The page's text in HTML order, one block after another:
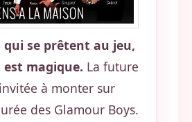
qui se prêtent au jeu,
magique. La future
à monter sur
des Glamour Boys.